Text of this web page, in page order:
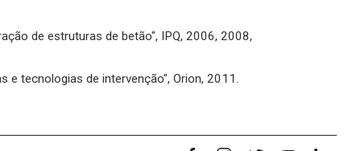
de estruturas de betão", IPQ, 2006, 2008,
e tecnologias de intervenção", Orion, 2011.